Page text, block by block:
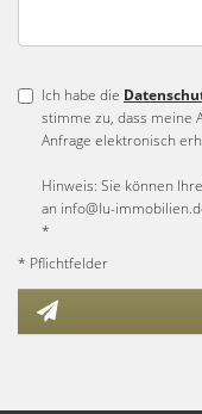
Ich habe die
stimme zu, dass meine
Anfrage elektronisch
Hinweis: Sie können
an info@lu-
*
* Pflichtfelder